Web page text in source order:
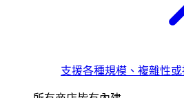
支援各種規模、複雜性或